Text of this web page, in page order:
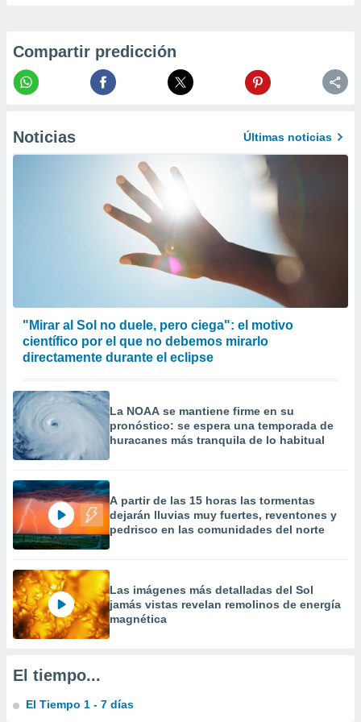
en
perfiles
utilizar
crear un
uso de
la
contenido
medir el
de la
el
del
o a través
de
de
de
Compartir predicción
Noticias Últimas noticias
"Mirar al Sol no duele, pero ciega": el motivo
científico por el que no debemos mirarlo
directamente durante el eclipse
La NOAA se mantiene firme en su
pronóstico: se espera una temporada de
huracanes más tranquila de lo habitual
A partir de las 15 horas las tormentas
dejarán lluvias muy fuertes, reventones y
pedrisco en las comunidades del norte
Las imágenes más detalladas del Sol
jamás vistas revelan remolinos de energía
magnética
El tiempo...
El Tiempo 1 - 7 días